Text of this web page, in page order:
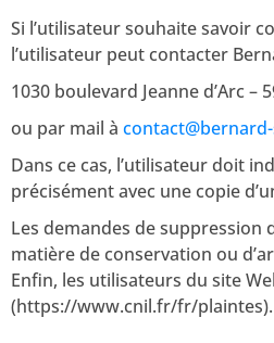
Si l’utilisateur souhaite savoir
l’utilisateur peut contacter
1030 boulevard Jeanne d’Arc –
ou par mail à
Dans ce cas, l’utilisateur doit
précisément avec une copie
Les demandes de
matière de conservation ou
Enfin, les utilisateurs du site
(https://www.cnil.fr/fr/plaintes).